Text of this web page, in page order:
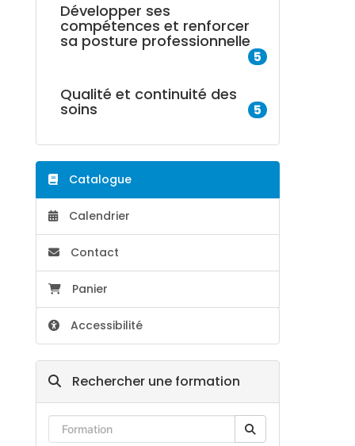
Développer ses
compétences et renforcer
sa posture professionnelle
5
Qualité et continuité des
soins 5
Catalogue
Calendrier
Contact
Panier
Accessibilité
Rechercher une formation